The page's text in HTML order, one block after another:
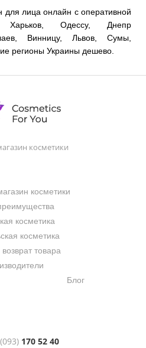
для лица онлайн с оперативной
Одессу, Днепр
Винницу, Львов, Сумы,
регионы Украины дешево.
косметики
косметики
косметика
косметика
товара
Блог
170 52 40